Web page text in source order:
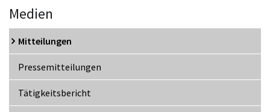
Medien
Mitteilungen
Pressemitteilungen
Tätigkeitsbericht